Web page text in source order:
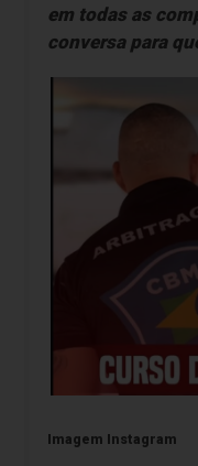
em todas as
conversa para
Imagem Instagram